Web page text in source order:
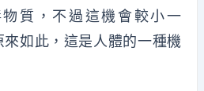
質，不過這機會較小一
如此，這是人體的一種機